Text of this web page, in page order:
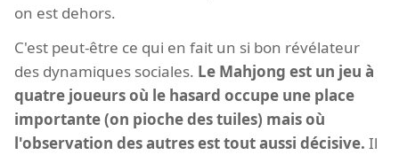
on est dehors.
C'est peut-être ce qui en fait un si bon révélateur
des dynamiques sociales. Le Mahjong est un jeu à
quatre joueurs où le hasard occupe une place
importante (on pioche des tuiles) mais où
l'observation des autres est tout aussi décisive. Il